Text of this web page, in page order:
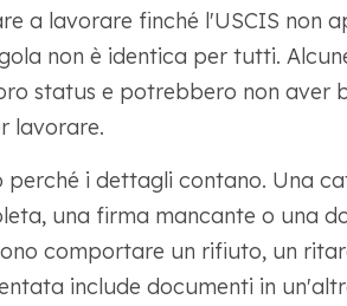
a lavorare finché l'USCIS non
non è identica per tutti.
status e potrebbero non aver
lavorare.
perché i dettagli contano. Una
una firma mancante o una
comportare un rifiuto, un
include documenti in